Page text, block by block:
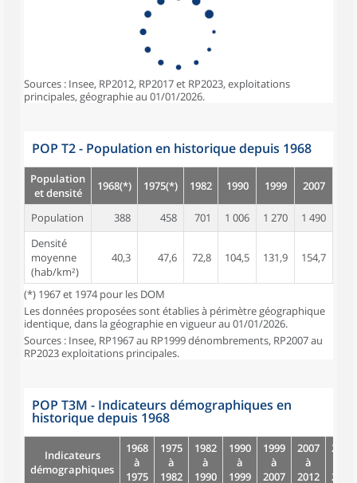
Sources : Insee, RP2012, RP2017 et RP2023, exploitations
principales, géographie au 01/01/2026.
POP T2 - Population en historique depuis 1968
Population
et densité
1968(*) 1975(*) 1982 1990 1999 2007
Population 388 458 701 1 006 1 270 1 490
Densité
moyenne
(hab/km²)
40,3 47,6 72,8 104,5 131,9 154,7
(*) 1967 et 1974 pour les DOM
Les données proposées sont établies à périmètre géographique
identique, dans la géographie en vigueur au 01/01/2026.
Sources : Insee, RP1967 au RP1999 dénombrements, RP2007 au
RP2023 exploitations principales.
POP T3M - Indicateurs démographiques en
historique depuis 1968
Indicateurs
démographiques
1968
à
1975
1975
à
1982
1982
à
1990
1990
à
1999
1999
à
2007
2007
à
2012
2012
2017